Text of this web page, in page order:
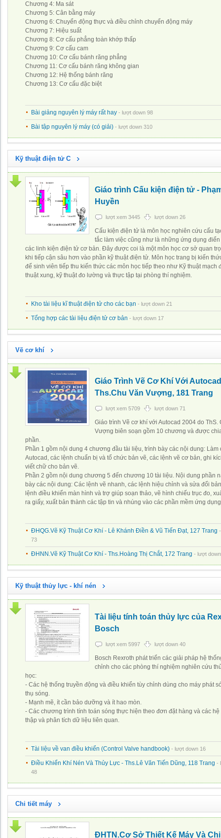
Chương 4: Ma sát
Chương 5: Cân bằng máy
Chương 6: Chuyển động thực và điều chỉnh chuyển động máy
Chương 7: Hiệu suất
Chương 8: Cơ cấu phẳng toàn khớp thấp
Chương 9: Cơ cấu cam
Chương 10: Cơ cấu bánh răng phẳng
Chương 11: Cơ cấu bánh răng không gian
Chương 12: Hệ thống bánh răng
Chương 13: Cơ cấu đặc biệt
Bài giảng nguyên lý máy rất hay - lượt down 98
Bài tập nguyên lý máy (có giải) - lượt down 310
Kỹ thuật điện tử C
Giáo trình Cấu kiện điện tử -
Huyền
lượt xem 3445 lượt down 26
Cấu kiện điện tử là môn học nghiên cứu cấu
tắc làm việc cũng như là những ứng dụng
các linh kiện điện tử cơ bản. Đây được coi là một môn học cơ sở quan
khi tiếp cận sâu hơn vào phần kỹ thuật điện tử. Môn học trang bị kiến
để sinh viên tiếp thu kiến thức các môn học tiếp theo như Kỹ thuật mạch
thuật xung, kỹ thuật đo lường và thực tập tại phòng thí nghiệm.
Kho tài liệu kĩ thuật điện tử cho các bạn - lượt down 21
Tổng hợp các tài liệu điện tử cơ bản - lượt down 17
Vẽ cơ khí
Giáo Trình Vẽ Cơ Khí Với
Ths.Chu Văn Vượng, 181 Trang
lượt xem 5709 lượt down 71
Giáo trình Vẽ cơ khí với Autocad 2004 do ThS.
Vượng biên soạn gồm 10 chương và được
phần.
Phần 1 gồm nội dung 4 chương đầu tài liệu, trình bày các nội dung: Làm
Autocad, các lệnh chuẩn bị và tổ chức bản vẽ, các lệnh vẽ cơ bản, ghi
viết chữ cho bản vẽ.
Phần 2 gồm nội dung chương 5 đến chương 10 tài liệu. Nội dung phần
bày các nội dung: Các lệnh vẽ nhanh, các lệnh hiệu chỉnh và sửa đổi
lệnh điều khiển màn hình và trợ giúp soạn thảo, vẽ hình chiếu trục đo,
ra giấy, xuất bản thành các tập tin và nhúng vào các phần mềm ứng
ĐHQG.Vẽ Kỹ Thuật Cơ Khí - Lê Khánh Điền & Vũ Tiến Đạt, 127 Trang
73
ĐHNN.Vẽ Kỹ Thuật Cơ Khí - Ths.Hoàng Thị Chắt, 172 Trang - lượt
Kỹ thuật thủy lực - khí nén
Tài liệu tính toán thủy lực của
Bosch
lượt xem 5997 lượt down 40
Bosch Rexroth phát triển các giải pháp hệ
chỉnh cho các phòng thí nghiệm nghiên cứu
học:
- Các hệ thống truyền động và điều khiển tùy chỉnh dùng cho máy phát
thụ sóng.
- Mạnh mẽ, ít cần bảo dưỡng và ít hao mòn.
- Các chương trình tính toán sóng thực hiện theo đơn đặt hàng và các hệ
thập và phân tích dữ liệu liên quan.
Tài liệu về van điều khiển (Control Valve handbook) - lượt down 16
Điều Khiển Khí Nén Và Thủy Lực - Ths.Lê Văn Tiến Dũng, 118 Trang -
48
Chi tiết máy
ĐHTN.Cơ Sở Thiết Kế Máy Và